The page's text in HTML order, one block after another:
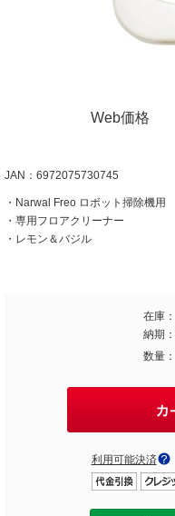
Web価格
JAN：6972075730745
・Narwal Freo ロボット掃除機用
・専用フロアクリーナー
・レモン＆バジル
在庫：
納期：
数量：
利用可能決済